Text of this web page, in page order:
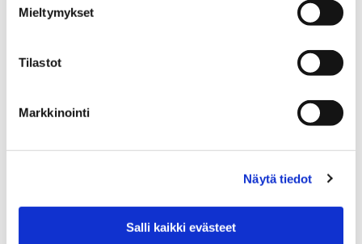
Mieltymykset
Tilastot
Markkinointi
Näytä tiedot
Salli kaikki evästeet
ja jazzlaulaja Aili Ikonen konsertoivat